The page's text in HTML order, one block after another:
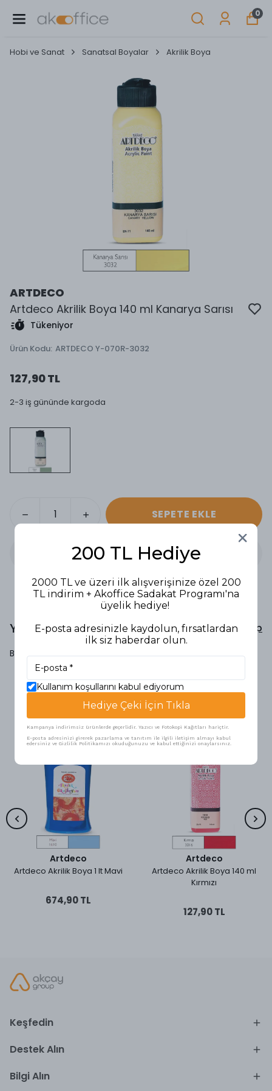
0
Hobi ve Sanat Sanatsal Boyalar Akrilik Boya
ARTDECO
Artdeco Akrilik Boya 140 ml Kanarya Sarısı
Tükeniyor
Ürün Kodu: ARTDECO Y-070R-3032
127,90 TL
2-3 iş gününde kargoda
SEPETE EKLE
Yorumlar Yorum Yap
Bu ürün için henüz yorum yapılmamış.
Benzer Ürünler
Artdeco
Artdeco Akrilik Boya 1 lt Mavi
674,90 TL
Artdeco
Artdeco Akrilik Boya 140 ml
Kırmızı
127,90 TL
Keşfedin
Destek Alın
Bilgi Alın
200 TL Hediye
2000 TL ve üzeri ilk alışverişinize özel 200
TL indirim + Akoffice Sadakat Programı'na
üyelik hediye!
E-posta adresinizle kaydolun, fırsatlardan
ilk siz haberdar olun.
Kullanım koşullarını kabul ediyorum
Hediye Çeki İçin Tıkla
Kampanya indirimsiz ürünlerde geçerlidir. Yazıcı ve Fotokopi Kağıtları hariçtir.
E-posta adresinizi girerek pazarlama ve tanıtım ile ilgili iletişim almayı kabul
edersiniz ve Gizlilik Politikamızı okuduğunuzu ve kabul ettiğinizi onaylarsınız.